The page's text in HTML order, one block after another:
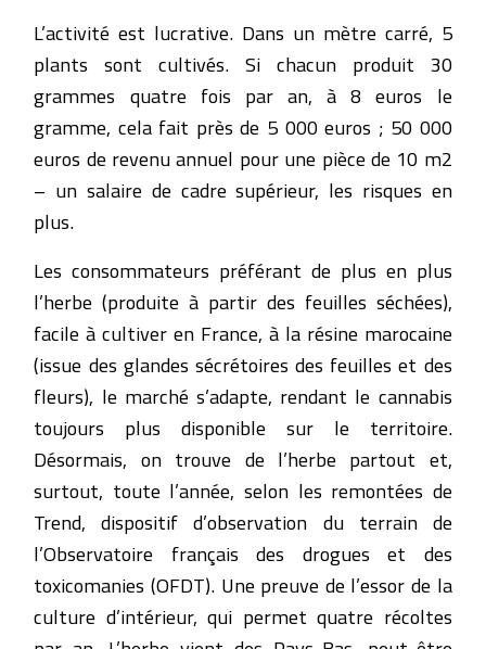
L’activité est lucrative. Dans un mètre carré, 5
plants sont cultivés. Si chacun produit 30
grammes quatre fois par an, à 8 euros le
gramme, cela fait près de 5 000 euros ; 50 000
euros de revenu annuel pour une pièce de 10 m2
– un salaire de cadre supérieur, les risques en
plus.
Les consommateurs préférant de plus en plus
l’herbe (produite à partir des feuilles séchées),
facile à cultiver en France, à la résine marocaine
(issue des glandes sécrétoires des feuilles et des
fleurs), le marché s’adapte, rendant le cannabis
toujours plus disponible sur le territoire.
Désormais, on trouve de l’herbe partout et,
surtout, toute l’année, selon les remontées de
Trend, dispositif d’observation du terrain de
l’Observatoire français des drogues et des
toxicomanies (OFDT). Une preuve de l’essor de la
culture d’intérieur, qui permet quatre récoltes